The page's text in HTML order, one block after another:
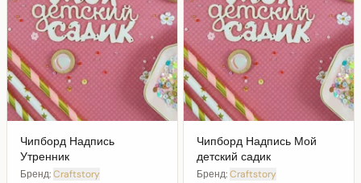
Чипборд Надпись
Утренник
Бренд:Craftstory
Чипборд Надпись Мой
детский садик
Бренд:Craftstory